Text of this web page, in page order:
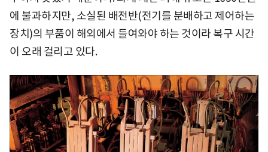
에 불과하지만, 소실된 배전반(전기를 분배하고 제어하는
장치)의 부품이 해외에서 들여와야 하는 것이라 복구 시간
이 오래 걸리고 있다.